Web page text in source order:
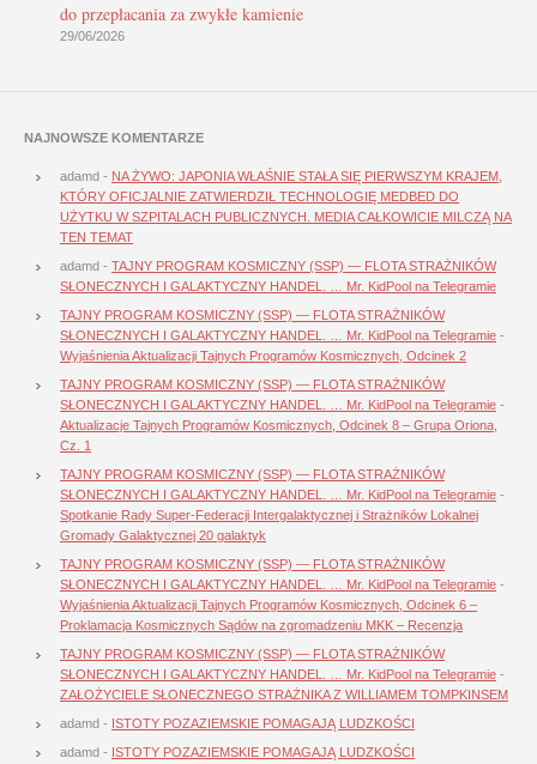
do przepłacania za zwykłe kamienie
29/06/2026
NAJNOWSZE KOMENTARZE
adamd - NA ŻYWO: JAPONIA WŁAŚNIE STAŁA SIĘ PIERWSZYM KRAJEM,
KTÓRY OFICJALNIE ZATWIERDZIŁ TECHNOLOGIĘ MEDBED DO
UŻYTKU W SZPITALACH PUBLICZNYCH. MEDIA CAŁKOWICIE MILCZĄ NA
TEN TEMAT
adamd - TAJNY PROGRAM KOSMICZNY (SSP) — FLOTA STRAŻNIKÓW
SŁONECZNYCH I GALAKTYCZNY HANDEL. … Mr. KidPool na Telegramie
TAJNY PROGRAM KOSMICZNY (SSP) — FLOTA STRAŻNIKÓW
SŁONECZNYCH I GALAKTYCZNY HANDEL. … Mr. KidPool na Telegramie -
Wyjaśnienia Aktualizacji Tajnych Programów Kosmicznych, Odcinek 2
TAJNY PROGRAM KOSMICZNY (SSP) — FLOTA STRAŻNIKÓW
SŁONECZNYCH I GALAKTYCZNY HANDEL. … Mr. KidPool na Telegramie -
Aktualizacje Tajnych Programów Kosmicznych, Odcinek 8 – Grupa Oriona,
Cz. 1
TAJNY PROGRAM KOSMICZNY (SSP) — FLOTA STRAŻNIKÓW
SŁONECZNYCH I GALAKTYCZNY HANDEL. … Mr. KidPool na Telegramie -
Spotkanie Rady Super-Federacji Intergalaktycznej i Strażników Lokalnej
Gromady Galaktycznej 20 galaktyk
TAJNY PROGRAM KOSMICZNY (SSP) — FLOTA STRAŻNIKÓW
SŁONECZNYCH I GALAKTYCZNY HANDEL. … Mr. KidPool na Telegramie -
Wyjaśnienia Aktualizacji Tajnych Programów Kosmicznych, Odcinek 6 –
Proklamacja Kosmicznych Sądów na zgromadzeniu MKK – Recenzja
TAJNY PROGRAM KOSMICZNY (SSP) — FLOTA STRAŻNIKÓW
SŁONECZNYCH I GALAKTYCZNY HANDEL. … Mr. KidPool na Telegramie -
ZAŁOŻYCIELE SŁONECZNEGO STRAŻNIKA Z WILLIAMEM TOMPKINSEM
adamd - ISTOTY POZAZIEMSKIE POMAGAJĄ LUDZKOŚCI
adamd - ISTOTY POZAZIEMSKIE POMAGAJĄ LUDZKOŚCI